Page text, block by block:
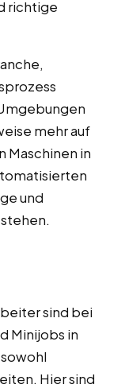
richtige
mehr auf
Maschinen in
und
sind bei
Minijobs in
Hier sind